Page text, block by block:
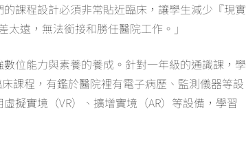
課程設計必須非常貼近臨床，讓學生減少『現實
遠，無法銜接和勝任醫院工作。」
數位能力與素養的養成。針對一年級的通識課，學
課程，有鑑於醫院裡有電子病歷、監測儀器等設
擬實境（VR）、擴增實境（AR）等設備，學習